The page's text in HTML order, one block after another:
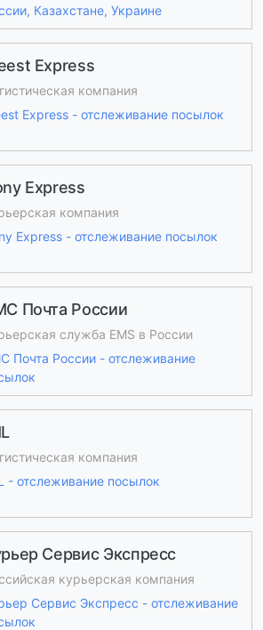
Казахстане, Украине
Express
компания
Express - отслеживание посылок
Express
компания
Express - отслеживание посылок
Почта России
служба EMS в России
Почта России - отслеживание
компания
- отслеживание посылок
Сервис Экспресс
курьерская компания
Сервис Экспресс - отслеживание